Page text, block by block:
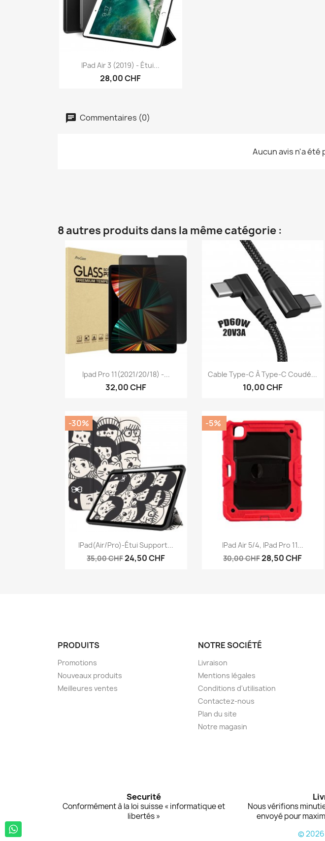
Aperçu rapide
IPad Air 3 (2019) - Étui...
28,00 CHF
Commentaires (0)
Aucun avis n'a été
8 autres produits dans la même catégorie :
Aperçu rapide
Ipad Pro 11(2021/20/18) -...
32,00 CHF
Aperçu rapide
Cable Type-C À Type-C Coudé...
10,00 CHF
Aperçu rapide
IPad(Air/Pro)-Étui Support...
35,00 CHF24,50 CHF
-30%
Aperçu rapide
IPad Air 5/4, IPad Pro 11...
30,00 CHF28,50 CHF
-5%
PRODUITS
Promotions
Nouveaux produits
Meilleures ventes
NOTRE SOCIÉTÉ
Livraison
Mentions légales
Conditions d'utilisation
Contactez-nous
Plan du site
Notre magasin
Securité
Conformément à la loi suisse « informatique et
libertés »
Nous vérifions
envoyé pour
©